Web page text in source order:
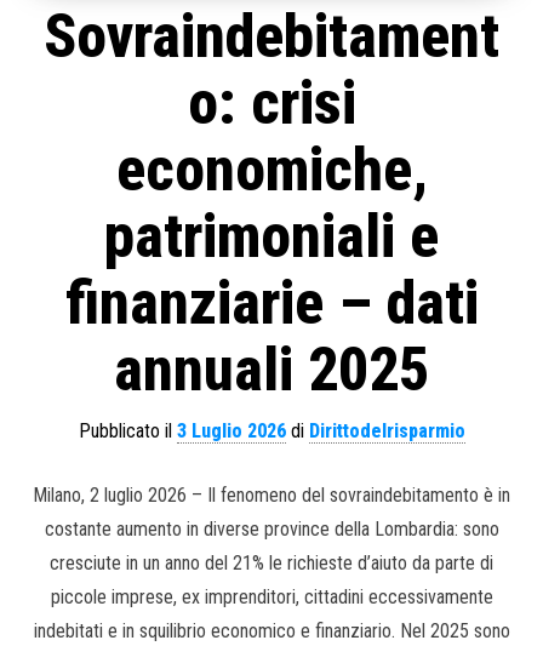
Sovraindebitament
o: crisi
economiche,
patrimoniali e
finanziarie – dati
annuali 2025
Pubblicato il 3 Luglio 2026di Dirittodelrisparmio
Milano, 2 luglio 2026 – Il fenomeno del sovraindebitamento è in
costante aumento in diverse province della Lombardia: sono
cresciute in un anno del 21% le richieste d’aiuto da parte di
piccole imprese, ex imprenditori, cittadini eccessivamente
indebitati e in squilibrio economico e finanziario. Nel 2025 sono